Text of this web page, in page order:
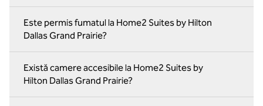
Este permis fumatul la Home2 Suites by Hilton
Dallas Grand Prairie?
Există camere accesibile la Home2 Suites by
Hilton Dallas Grand Prairie?